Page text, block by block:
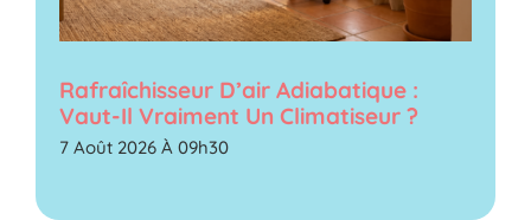
Rafraîchisseur D’air Adiabatique :
Vaut-Il Vraiment Un Climatiseur ?
7 Août 2026 À 09h30